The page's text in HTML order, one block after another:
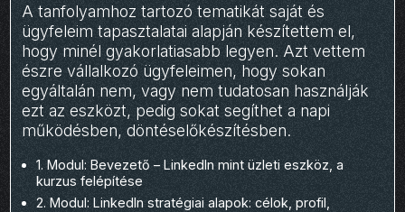
A tanfolyamhoz tartozó tematikát saját és
ügyfeleim tapasztalatai alapján készítettem el,
hogy minél gyakorlatiasabb legyen. Azt vettem
észre vállalkozó ügyfeleimen, hogy sokan
egyáltalán nem, vagy nem tudatosan használják
ezt az eszközt, pedig sokat segíthet a napi
működésben, döntéselőkészítésben.
1. Modul: Bevezető – LinkedIn mint üzleti eszköz, a
kurzus felépítése
2. Modul: LinkedIn stratégiai alapok: célok, profil,